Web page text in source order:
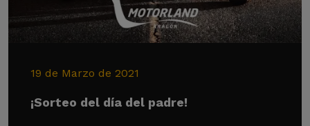
19 de Marzo de 2021
¡Sorteo del día del padre!